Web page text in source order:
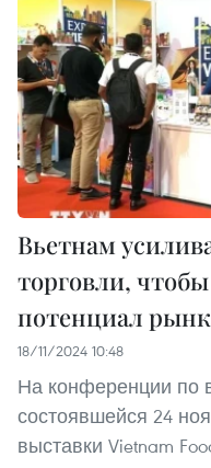
Вьетнам
торговли,
потенциал
18/11/2024 10:48
На конференции по
состоявшейся 24
выставки Vietnam